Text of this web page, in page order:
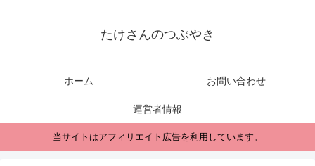
たけさんのつぶやき
ホーム お問い合わせ
運営者情報
当サイトはアフィリエイト広告を利用しています。